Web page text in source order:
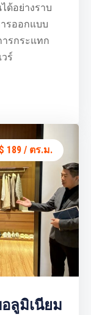
ด้อย่างราบ
รออกแบบ
ารกระแทก
ร์
$ 189 / ตร.ม.
ลูมิเนียม